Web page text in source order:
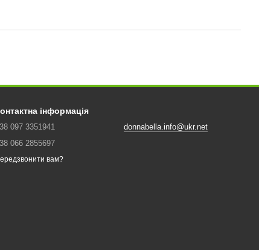
інформація
097 3351941
066 2855697
вам?
donnabella.info@ukr.net